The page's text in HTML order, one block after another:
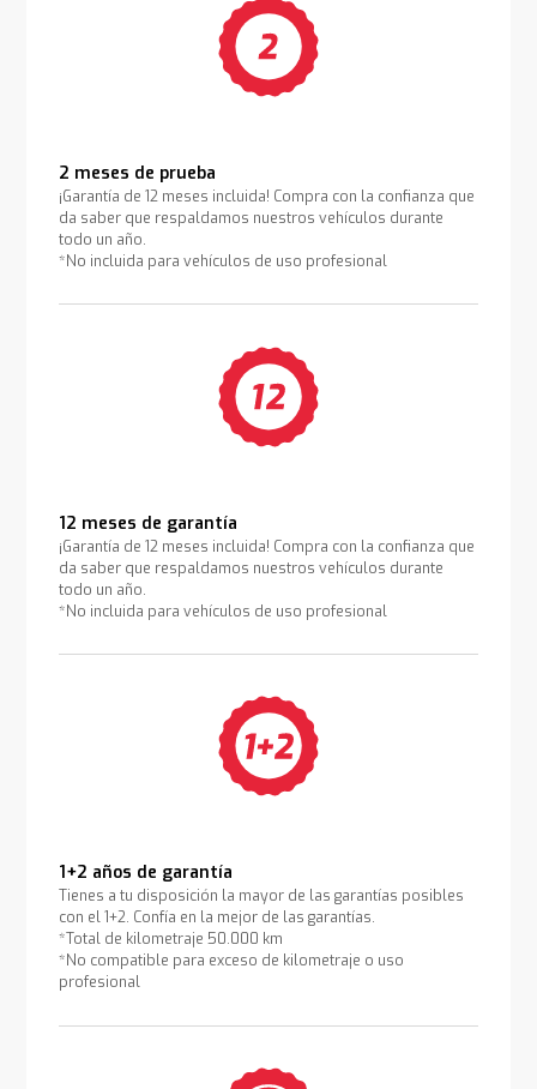
2 meses de prueba
¡Garantía de 12 meses incluida! Compra con la confianza que
da saber que respaldamos nuestros vehículos durante
todo un año.
*No incluida para vehículos de uso profesional
12 meses de garantía
¡Garantía de 12 meses incluida! Compra con la confianza que
da saber que respaldamos nuestros vehículos durante
todo un año.
*No incluida para vehículos de uso profesional
1+2 años de garantía
Tienes a tu disposición la mayor de las garantías posibles
con el 1+2. Confía en la mejor de las garantías.
*Total de kilometraje 50.000 km
*No compatible para exceso de kilometraje o uso
profesional